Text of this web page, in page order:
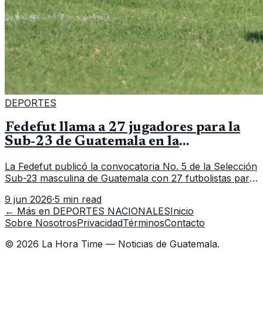
DEPORTES
Fedefut llama a 27 jugadores para la
Sub-23 de Guatemala en la
La Fedefut publicó la convocatoria No. 5 de la Selección
Sub-23 masculina de Guatemala con 27 futbolistas para
9 jun 2026·5 min read
← Más en DEPORTES NACIONALESInicio
Sobre NosotrosPrivacidadTérminosContacto
© 2026 La Hora Time — Noticias de Guatemala.